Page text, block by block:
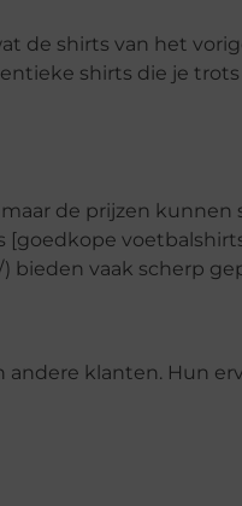
de shirts van het
shirts die je
de prijzen kunnen
[goedkope
vaak scherp
andere klanten. Hun